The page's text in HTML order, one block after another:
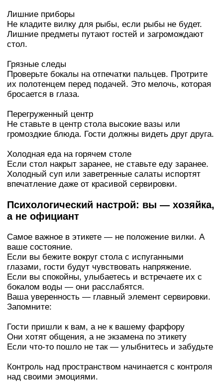
Лишние приборы
Не кладите вилку для рыбы, если рыбы не будет.
Лишние предметы путают гостей и загромождают
стол.
Грязные следы
Проверьте бокалы на отпечатки пальцев. Протрите
их полотенцем перед подачей. Это мелочь, которая
бросается в глаза.
Перегруженный центр
Не ставьте в центр стола высокие вазы или
громоздкие блюда. Гости должны видеть друг друга.
Холодная еда на горячем столе
Если стол накрыт заранее, не ставьте еду заранее.
Холодный суп или заветренные салаты испортят
впечатление даже от красивой сервировки.
Психологический настрой: вы — хозяйка,
а не официант
Самое важное в этикете — не положение вилки. А
ваше состояние.
Если вы бежите вокруг стола с испуганными
глазами, гости будут чувствовать напряжение.
Если вы спокойны, улыбаетесь и встречаете их с
бокалом воды — они расслабятся.
Ваша уверенность — главный элемент сервировки.
Запомните:
Гости пришли к вам, а не к вашему фарфору
Они хотят общения, а не экзамена по этикету
Если что-то пошло не так — улыбнитесь и забудьте
Контроль над пространством начинается с контроля
над своими эмоциями.